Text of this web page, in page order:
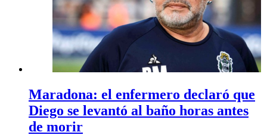
Maradona: el enfermero declaró que
Diego se levantó al baño horas antes
de morir